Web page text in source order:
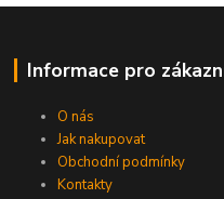
Informace pro
O nás
Jak nakupovat
Obchodní podmínky
Kontakty